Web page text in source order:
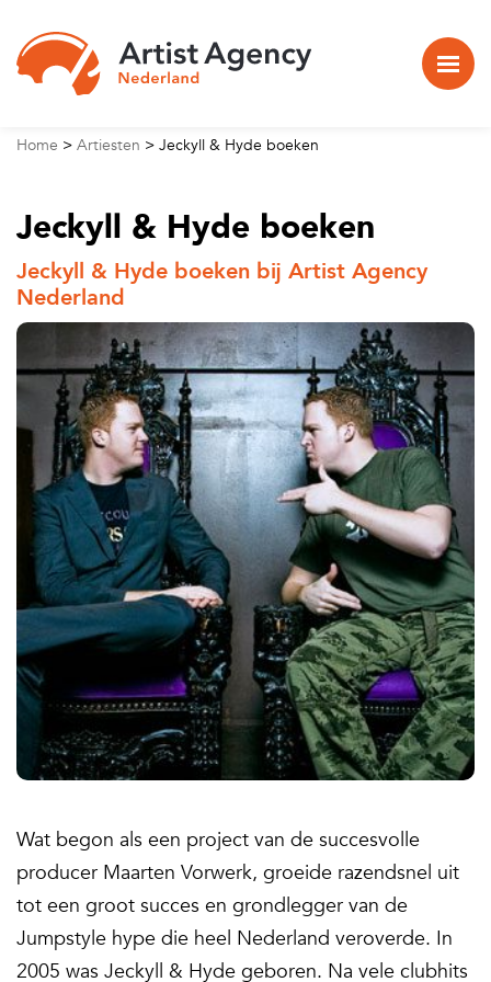
Home > Artiesten > Jeckyll & Hyde boeken
Jeckyll & Hyde boeken
Jeckyll & Hyde boeken bij Artist Agency
Nederland
Wat begon als een project van de succesvolle
producer Maarten Vorwerk, groeide razendsnel uit
tot een groot succes en grondlegger van de
Jumpstyle hype die heel Nederland veroverde. In
2005 was Jeckyll & Hyde geboren. Na vele clubhits